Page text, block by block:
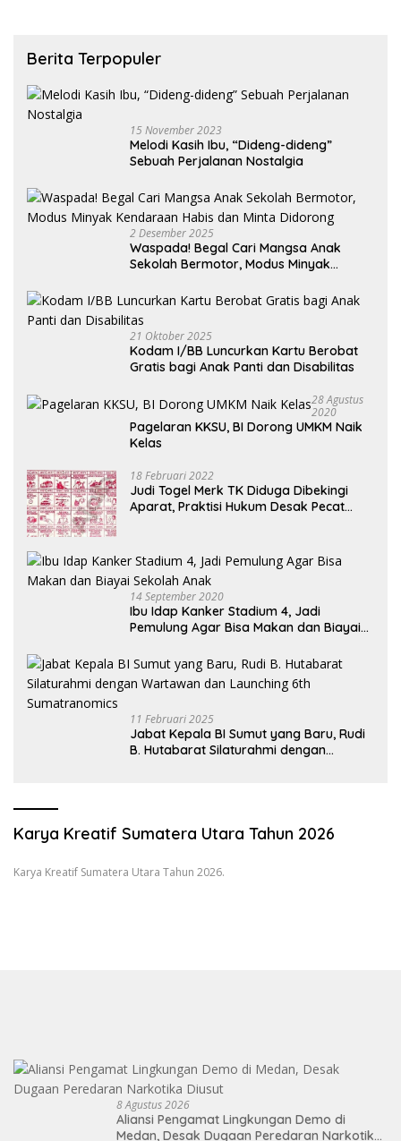
Berita Terpopuler
15 November 2023
Melodi Kasih Ibu, “Dideng-dideng”
Sebuah Perjalanan Nostalgia
2 Desember 2025
Waspada! Begal Cari Mangsa Anak
Sekolah Bermotor, Modus Minyak
21 Oktober 2025
Kodam I/BB Luncurkan Kartu Berobat
Gratis bagi Anak Panti dan Disabilitas
28 Agustus
2020
Pagelaran KKSU, BI Dorong UMKM Naik
Kelas
18 Februari 2022
Judi Togel Merk TK Diduga Dibekingi
Aparat, Praktisi Hukum Desak Pecat
14 September 2020
Ibu Idap Kanker Stadium 4, Jadi
Pemulung Agar Bisa Makan dan Biayai
11 Februari 2025
Jabat Kepala BI Sumut yang Baru, Rudi
B. Hutabarat Silaturahmi dengan
Karya Kreatif Sumatera Utara Tahun 2026
Karya Kreatif Sumatera Utara Tahun 2026.
8 Agustus 2026
Aliansi Pengamat Lingkungan Demo di
Medan, Desak Dugaan Peredaran Narkotika